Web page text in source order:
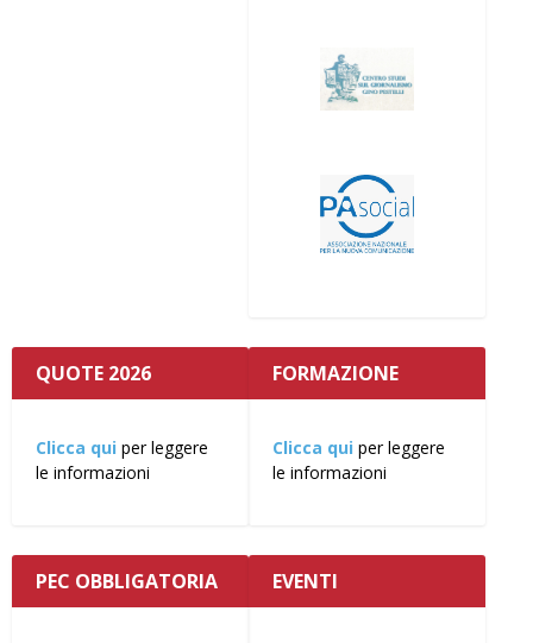
QUOTE 2026
Clicca qui per leggere
le informazioni
FORMAZIONE
Clicca qui per leggere
le informazioni
PEC OBBLIGATORIA EVENTI